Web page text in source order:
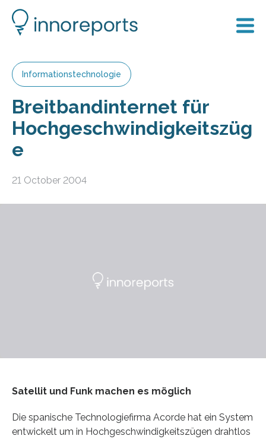
Informationstechnologie
Breitbandinternet für
Hochgeschwindigkeitszüg
e
21 October 2004
Satellit und Funk machen es möglich
Die spanische Technologiefirma Acorde hat ein System
entwickelt um in Hochgeschwindigkeitszügen drahtlos